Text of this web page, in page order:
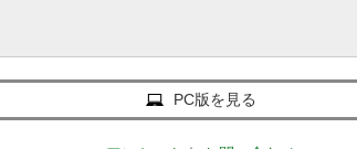
PC版を見る